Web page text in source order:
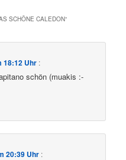
SCHÖNE CALEDON“
18:12 Uhr :
schön (muakis :-
20:39 Uhr :